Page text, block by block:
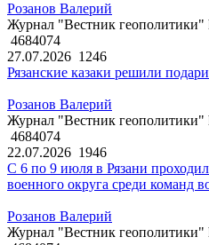
Розанов Валерий
Журнал "Вестник геополитики"
4684074
27.07.2026 1246
Рязанские казаки решили
Розанов Валерий
Журнал "Вестник геополитики"
4684074
22.07.2026 1946
С 6 по 9 июля в Рязани
военного округа среди команд
Розанов Валерий
Журнал "Вестник геополитики"